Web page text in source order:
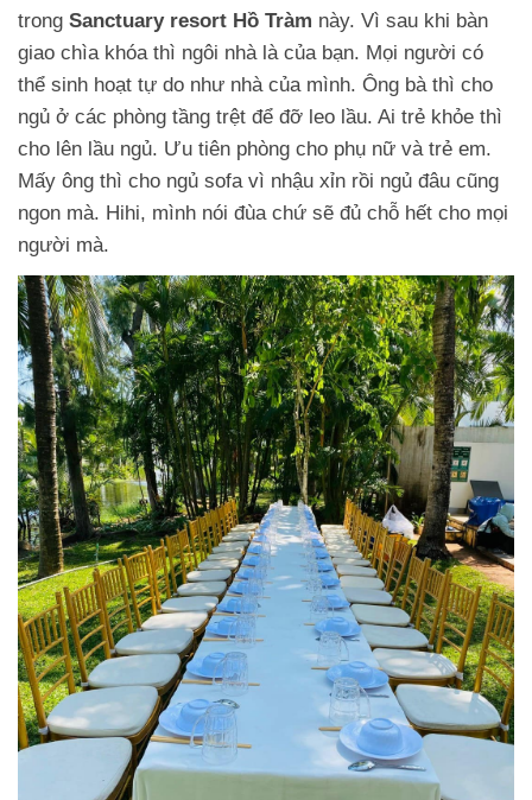
trong Sanctuary resort Hồ Tràm này. Vì sau khi bàn
giao chìa khóa thì ngôi nhà là của bạn. Mọi người có
thể sinh hoạt tự do như nhà của mình. Ông bà thì cho
ngủ ở các phòng tầng trệt để đỡ leo lầu. Ai trẻ khỏe thì
cho lên lầu ngủ. Ưu tiên phòng cho phụ nữ và trẻ em.
Mấy ông thì cho ngủ sofa vì nhậu xỉn rồi ngủ đâu cũng
ngon mà. Hihi, mình nói đùa chứ sẽ đủ chỗ hết cho mọi
người mà.